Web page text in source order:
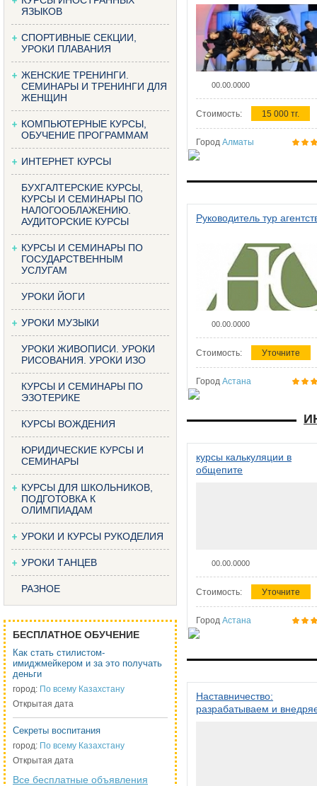
ЯЗЫКОВ
СПОРТИВНЫЕ СЕКЦИИ,
УРОКИ ПЛАВАНИЯ
ЖЕНСКИЕ ТРЕНИНГИ.
СЕМИНАРЫ И ТРЕНИНГИ ДЛЯ
ЖЕНЩИН
КОМПЬЮТЕРНЫЕ КУРСЫ,
ОБУЧЕНИЕ ПРОГРАММАМ
ИНТЕРНЕТ КУРСЫ
БУХГАЛТЕРСКИЕ КУРСЫ,
КУРСЫ И СЕМИНАРЫ ПО
НАЛОГООБЛАЖЕНИЮ.
АУДИТОРСКИЕ КУРСЫ
КУРСЫ И СЕМИНАРЫ ПО
ГОСУДАРСТВЕННЫМ
УСЛУГАМ
УРОКИ ЙОГИ
УРОКИ МУЗЫКИ
УРОКИ ЖИВОПИСИ. УРОКИ
РИСОВАНИЯ. УРОКИ ИЗО
КУРСЫ И СЕМИНАРЫ ПО
ЭЗОТЕРИКЕ
КУРСЫ ВОЖДЕНИЯ
ЮРИДИЧЕСКИЕ КУРСЫ И
СЕМИНАРЫ
КУРСЫ ДЛЯ ШКОЛЬНИКОВ,
ПОДГОТОВКА К
ОЛИМПИАДАМ
УРОКИ И КУРСЫ РУКОДЕЛИЯ
УРОКИ ТАНЦЕВ
РАЗНОЕ
БЕСПЛАТНОЕ ОБУЧЕНИЕ
Как стать стилистом-
имиджмейкером и за это получать
деньги
город: По всему Казахстану
Открытая дата
Секреты воспитания
город: По всему Казахстану
Открытая дата
Все бесплатные объявления
00.00.0000
Стоимость: 15 000 тг.
Город Алматы
Руководитель тур
00.00.0000
Стоимость: Уточните
Город Астана
курсы калькуляции в
общепите
00.00.0000
Стоимость: Уточните
Город Астана
Наставничество:
разрабатываем и